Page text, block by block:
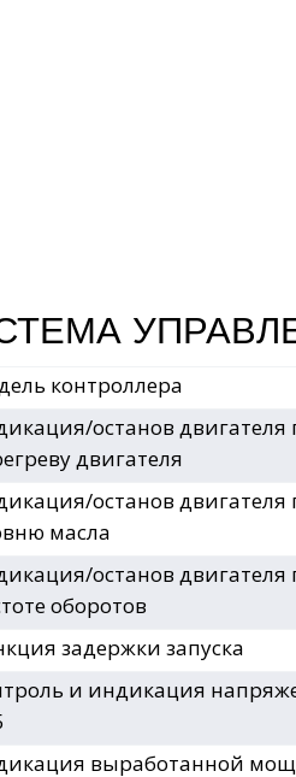
контроллера
останов двигателя
двигателя
останов двигателя
масла
останов двигателя
оборотов
задержки запуска
и индикация
выработанной